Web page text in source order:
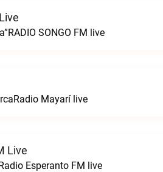
SONGO FM live
Mayarí live
Live
Esperanto FM live